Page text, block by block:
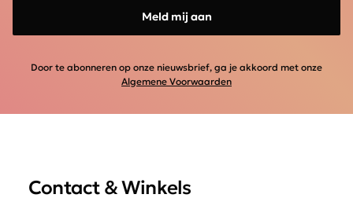
Meld mij aan
Door te abonneren op onze nieuwsbrief, ga je akkoord met onze
Algemene Voorwaarden
Contact & Winkels